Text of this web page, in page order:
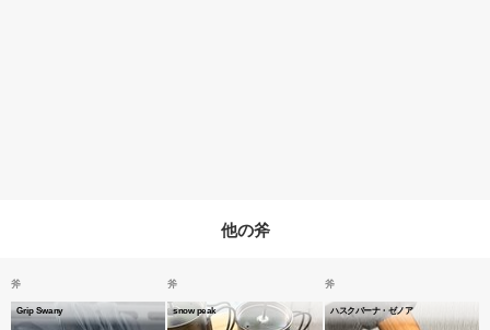
他の斧
斧
Grip Swany
斧
snow peak
斧
ハスクバーナ・ゼノア